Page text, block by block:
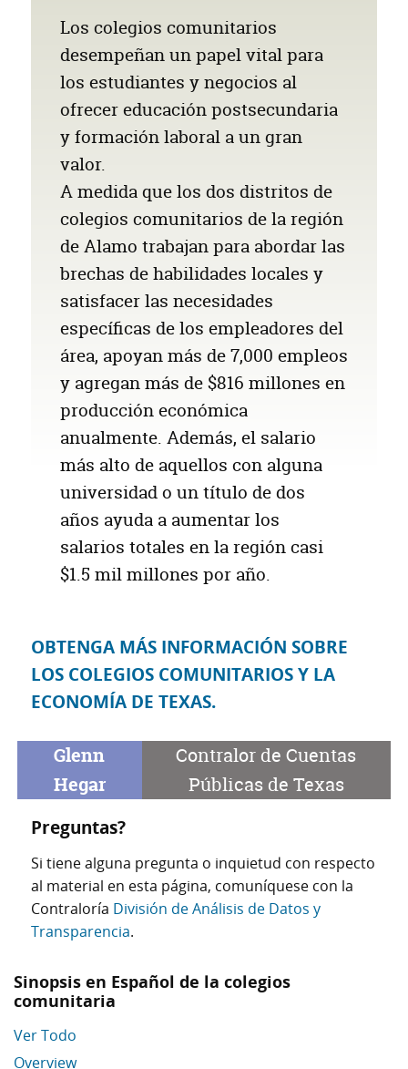
Los colegios comunitarios
desempeñan un papel vital para
los estudiantes y negocios al
ofrecer educación postsecundaria
y formación laboral a un gran
valor.
A medida que los dos distritos de
colegios comunitarios de la región
de Alamo trabajan para abordar las
brechas de habilidades locales y
satisfacer las necesidades
específicas de los empleadores del
área, apoyan más de 7,000 empleos
y agregan más de$816 millones en
producción económica
anualmente. Además, el salario
más alto de aquellos con alguna
universidad o un título de dos
años ayuda a aumentar los
salarios totales en la región casi
$1.5 mil millones por año.
OBTENGA MÁS INFORMACIÓN SOBRE
LOS COLEGIOS COMUNITARIOS Y LA
ECONOMÍA DE TEXAS.
Glenn
Hegar
Contralor de Cuentas
Públicas de Texas
Preguntas?
Si tiene alguna pregunta o inquietud con respecto
al material en esta página, comuníquese con la
Contraloría División de Análisis de Datos y
Transparencia.
Sinopsis en Español de la colegios
comunitaria
Ver Todo
Overview